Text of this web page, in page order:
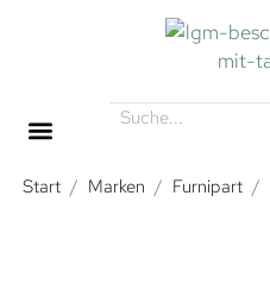
Start / Marken / Furnipart /